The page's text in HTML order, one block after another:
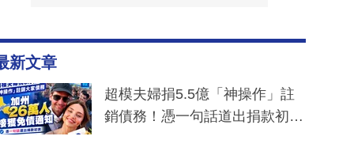
新文章
超模夫婦捐5.5億「神操作」註
銷債務！憑一句話道出捐款初